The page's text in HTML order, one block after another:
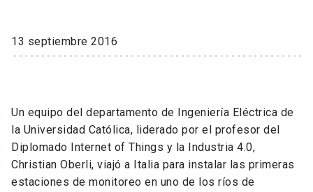
13 septiembre 2016
Un equipo del departamento de Ingeniería Eléctrica de
la Universidad Católica, liderado por el profesor del
Diplomado Internet of Things y la Industria 4.0,
Christian Oberli, viajó a Italia para instalar las primeras
estaciones de monitoreo en uno de los ríos de